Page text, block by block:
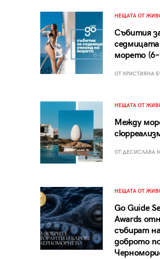
НЕЩАТА ОТ
Събития
морето
ОТ КРИСТИЯНА
НЕЩАТА ОТ
Между
ОТ ДЕСИСЛАВА
НЕЩАТА ОТ
Go Guide
Awards
събират
доброто